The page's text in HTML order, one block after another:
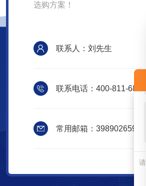
选购方案！
联系人：刘先生
联系电话：400-811-6816
常用邮箱：